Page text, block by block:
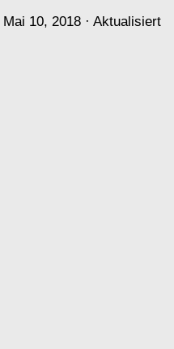
Mai 10, 2018 · Aktualisiert